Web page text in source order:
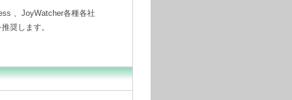
、JoyWatcher各種各社
奨します。